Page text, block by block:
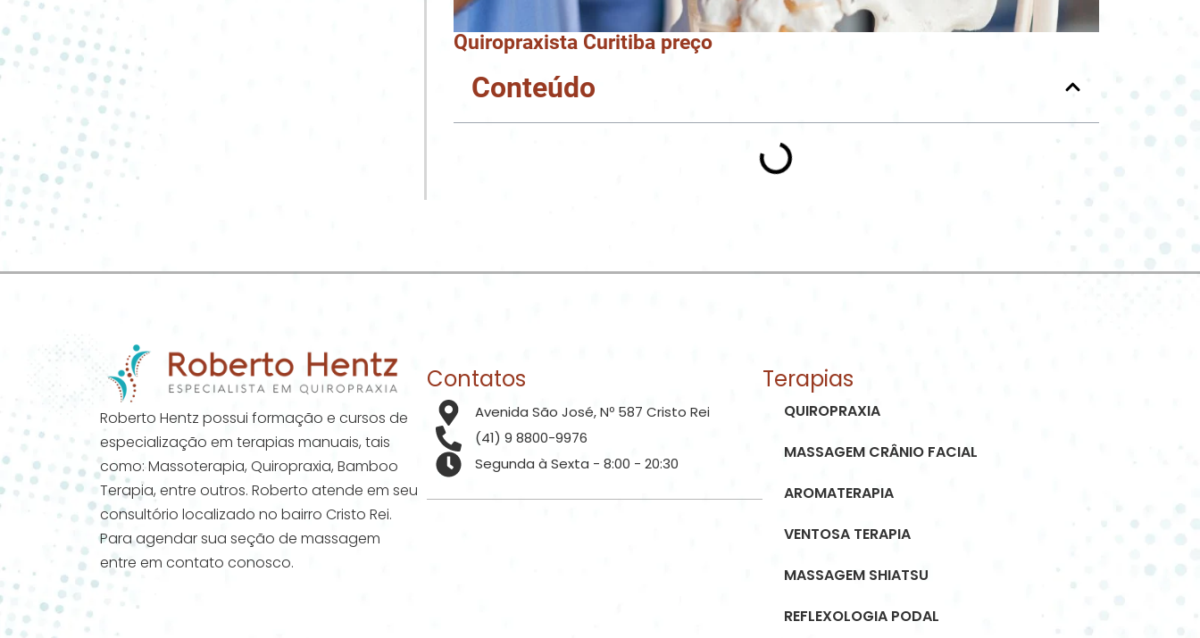
Quiropraxista Curitiba preço
Conteúdo
Roberto Hentz possui formação e cursos de
especialização em terapias manuais, tais
como: Massoterapia, Quiropraxia, Bamboo
Terapia, entre outros. Roberto atende em seu
consultório localizado no bairro Cristo Rei.
Para agendar sua seção de massagem
entre em contato conosco.
Contatos
Avenida São José, Nº 587 Cristo Rei
(41) 9 8800-9976
Segunda à Sexta - 8:00 - 20:30
Terapias
QUIROPRAXIA
MASSAGEM CRÂNIO FACIAL
AROMATERAPIA
VENTOSA TERAPIA
MASSAGEM SHIATSU
REFLEXOLOGIA PODAL